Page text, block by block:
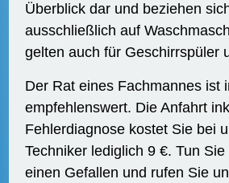
Überblick dar und beziehen
ausschließlich auf
gelten auch für Geschirrspüler
Der Rat eines Fachmannes ist
empfehlenswert. Die Anfahrt
Fehlerdiagnose kostet Sie bei
Techniker lediglich 9 €. Tun
einen Gefallen und rufen Sie